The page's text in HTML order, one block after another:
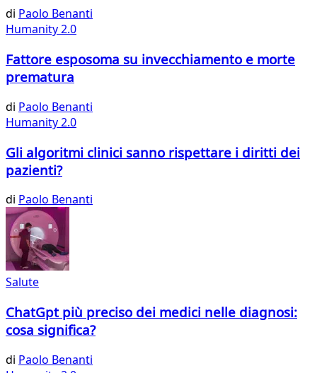
di Paolo Benanti
Humanity 2.0
Fattore esposoma su invecchiamento e morte
prematura
di Paolo Benanti
Humanity 2.0
Gli algoritmi clinici sanno rispettare i diritti dei
pazienti?
di Paolo Benanti
Salute
ChatGpt più preciso dei medici nelle diagnosi:
cosa significa?
di Paolo Benanti